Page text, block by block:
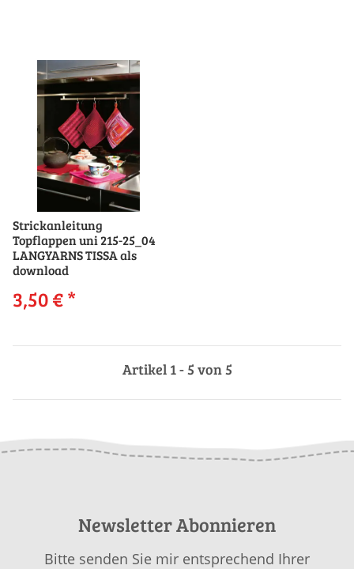
Strickanleitung
Topflappen uni 215-25_04
LANGYARNS TISSA als
download
3,50 €*
Artikel 1 - 5 von 5
Newsletter Abonnieren
Bitte senden Sie mir entsprechend Ihrer